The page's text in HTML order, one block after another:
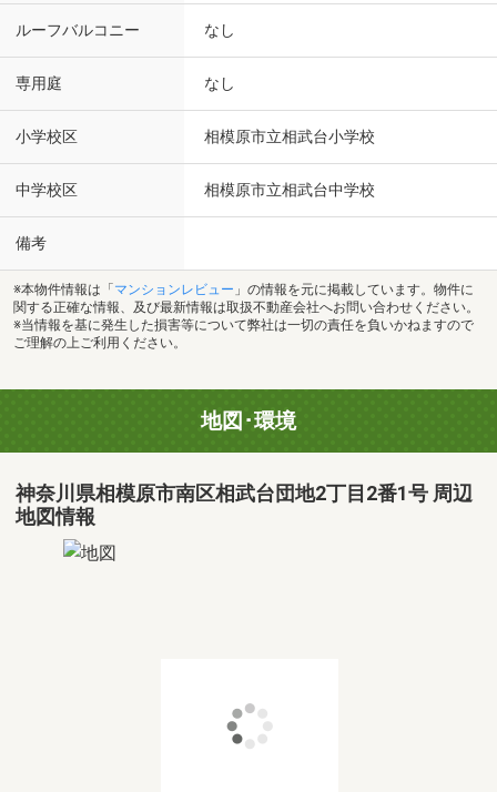
ルーフバルコニー なし
専用庭 なし
小学校区 相模原市立相武台小学校
中学校区 相模原市立相武台中学校
備考
※本物件情報は「 マンションレビュー 」の情報を元に掲載しています。物件に
関する正確な情報、及び最新情報は取扱不動産会社へお問い合わせください。
※当情報を基に発生した損害等について弊社は一切の責任を負いかねますので
ご理解の上ご利用ください。
地図･環境
神奈川県相模原市南区相武台団地2丁目2番1号 周辺
地図情報